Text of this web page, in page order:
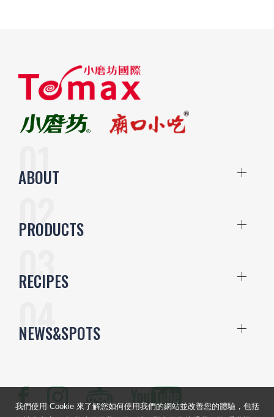
ABOUT
PRODUCTS
RECIPES
NEWS&SPOTS
我們使用 Cookie 來了解您如何使用我們的網站並改善您的體驗，包括